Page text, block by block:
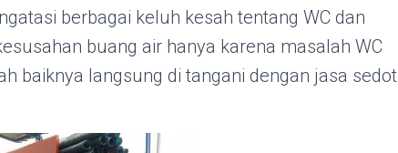
berbagai keluh kesah tentang WC dan
buang air hanya karena masalah WC
baiknya langsung di tangani dengan jasa sedot